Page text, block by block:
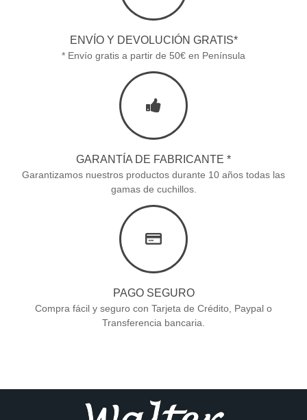
ENVÍO Y DEVOLUCIÓN GRATIS*
* Envío gratis a partir de 50€ en Península
GARANTÍA DE FABRICANTE *
Garantizamos nuestros productos durante 10 años todas las
gamas de cuchillos.
PAGO SEGURO
Compra fácil y seguro con Tarjeta de Crédito, Paypal o
Transferencia bancaria.